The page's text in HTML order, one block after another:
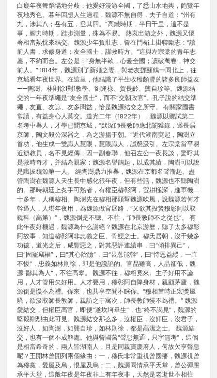
白癡年夜舞蹈場地分歧，他愛好漫游全國，了悉山水地輿，飽覽年
夜地秀色。暮年回想人生過程，魏源不無自得，夫子自道：“州有
九，涉其八；岳有五，登其四。”高鐵時期，半日千里，這不是
事，腳力時期，跬步測量，殊為不易。 熱衷出游之外，魏源又懷
著相當熱忱來結交。魏源少年負壯志，曾在門楣上掛聯勵志：“讀
前人書，求修身道；友全國士，謀救時方。”這與左宗棠的青年志
愿，不約而合。左公是：“身無半畝，心憂全國；讀破萬卷，神交
前人。” 1814年，魏源別了新婚之妻，與老友鄧顯鶴一同北上，往
京城看年夜世界。在這里，他結識了平生收穫頗豐的諸多良師益友
——陶澍、林則徐1對1教學、劉逢祿、賀長齡、龔自珍等。魏源結
交的一年夜準繩是“友全國士”，而不“交朝政官”。孔子說的結交準
繩，友直、友諒、友多聞益，恰是魏源結交之所守。 有關家國書
常讀，有益身心人莫交。道光二年（1822年），魏源以鄉試第二
名考中舉人，才學已聞京城，“默深師長教師應北闈獲錄，遂長居
京師，陶文毅公深器之，為之游揚于朝。”近代湖南突起，陶澍立
首功，他生成一雙識人慧眼，慧眼識人，誠懇汲引。左宗棠當平易
近辦教員，名不見經傳，因一副春聯，他召左公一夜長談，驚呼其
是救時奇才，并結為親家；魏源名譽鵲起，以成其績，陶澍可以說
是識拔魏源第一人。 經陶澍鼎力推舉，魏源在京都名聲漸起。盡
管陶澍在魏源人天生長中感化很年夜，但有些話，魏源也不聽陶澍
的。那時朝廷上炙手可熱者，有權臣穆彰阿，宦耕極深，進軍機二
十多年，人稱穆相。陶澍先在穆相那頭幫魏源吹風，說魏源若何才
幹逼人，人堪年夜用，為魏源做官展路，“又欲其投贄穆彰阿以取
巍科（高第）”，魏源倒是不聽、不往，“師長教師不之從也”。 有
此年夜好機遇，魏源為什么謝絕？魏源在北京游歷，聽了太多穆彰
阿故事，知道穆彰阿非忠義之臣、骨鯁之士。穆氏居朝，沒干幾多
功德，道光之后，咸豐惡之，對其惡評連續串，曰“傾排異己”，
曰“固寵竊權”，曰“其心陰險”，曰“畏葸能幹”，曰“恃恩益縱，一直
不悛”，忠義如林則徐，即是他讒諂的。官品雖高，人品卻低，魏
源“鄙其為人”，不往高攀。 魏源不往，穆相竟來。主子好用不論
用，人才管用欠好用。人才要用，穆彰阿自降身材，親顧茅廬，魏
源倒是慢不為禮。你來，也共享空間不睬你。“穆相當時正宏獎風
騷，欲汲取師長教師，親訪之于寓次，師長教師慢不為禮。” 魏源
愛結交，但權臣高官，即便“遂坎坷畢生”，也“終不謁見”，魏源的
堅毅剛烈由此可見。魏源結交那么多，沒權臣，沒奸臣，沒君子，
沒好人，如陶澍，如龔自珍，如林則徐，都是高潔之士。 魏源結
交，也有一個不成解處。他與曾國藩“聲息無通，只字無考”，這個
是相當希奇的，兩人皆湖南人，且是同親寶慶府人，何故欠亨聲息
呢？王開林曾開列兩個緣由：一，穆氏非常重視曾國藩，魏源視曾
為穆黨，愛屋及烏，恨屋及烏；二，魏源同情承平天堂，曾公彈壓
承平天堂，這般年夜是年夜非上有年夜非，天然是老逝世不相往